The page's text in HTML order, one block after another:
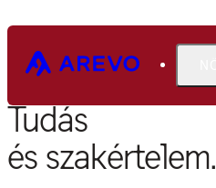
Tudás
és szakértelem.